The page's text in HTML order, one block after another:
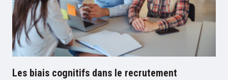
Les biais cognitifs dans le recrutement